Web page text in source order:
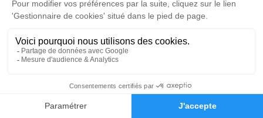
Faire-part Hommages
Cérémonie religieuse
Église Saint Paul de Rezé
place Salengro